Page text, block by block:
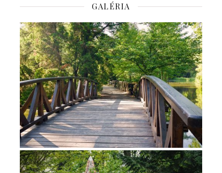
GALÉRIA